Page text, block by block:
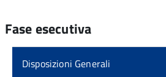
Fase esecutiva
Disposizioni Generali